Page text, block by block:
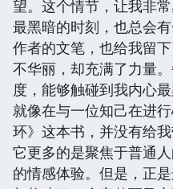
望。这个情节，让我非
最黑暗的时刻，也总会
作者的文笔，也给我留
不华丽，却充满了力量
度，能够触碰到我内心
就像在与一位知己在进
环》这本书，并没有给
它更多的是聚焦于普通
的情感体验。但是，正